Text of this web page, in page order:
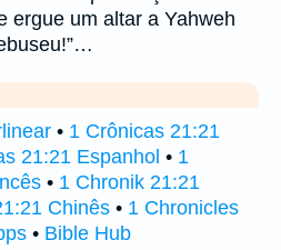
ergue um altar a Yahweh
• 1 Crônicas 21:21
21:21 Espanhol • 1
• 1 Chronik 21:21
Chinês • 1 Chronicles
• Bible Hub